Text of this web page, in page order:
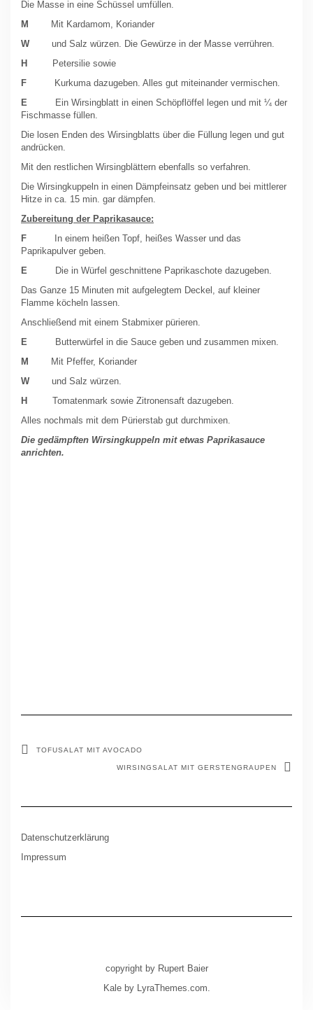
Die Masse in eine Schüssel umfüllen.
M
Mit Kardamom, Koriander
W und Salz würzen. Die Gewürze in der Masse verrühren.
H Petersilie sowie
F Kurkuma dazugeben. Alles gut miteinander vermischen.
E Ein Wirsingblatt in einen Schöpflöffel legen und mit ¼ der
Fischmasse füllen.
Die losen Enden des Wirsingblatts über die Füllung legen und gut
andrücken.
Mit den restlichen Wirsingblättern ebenfalls so verfahren.
Die Wirsingkuppeln in einen Dämpfeinsatz geben und bei mittlerer
Hitze in ca. 15 min. gar dämpfen.
Zubereitung der Paprikasauce:
F In einem heißen Topf, heißes Wasser und das
Paprikapulver geben.
E Die in Würfel geschnittene Paprikaschote dazugeben.
Das Ganze 15 Minuten mit aufgelegtem Deckel, auf kleiner
Flamme köcheln lassen.
Anschließend mit einem Stabmixer pürieren.
E Butterwürfel in die Sauce geben und zusammen mixen.
M
Mit Pfeffer, Koriander
W und Salz würzen.
H Tomatenmark sowie Zitronensaft dazugeben.
Alles nochmals mit dem Pürierstab gut durchmixen.
Die gedämpften Wirsingkuppeln mit etwas Paprikasauce
anrichten.
TOFUSALAT MIT AVOCADO
WIRSINGSALAT MIT GERSTENGRAUPEN
Datenschutzerklärung
Impressum
copyright by Rupert Baier
Kaleby LyraThemes.com.